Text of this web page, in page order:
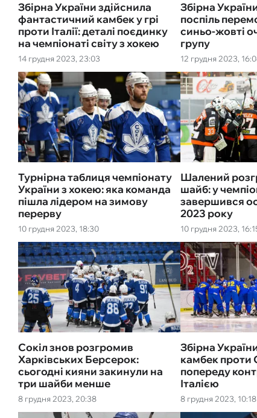
14 грудня 2023, 23:03
Збірна України здійснила
фантастичний камбек у грі
проти Італії: деталі поєдинку
на чемпіонаті світу з хокею
12 грудня 2023,
Збірна
поспіль
синьо-жовті
групу
10 грудня 2023, 18:30
Турнірна таблиця чемпіонату
України з хокею: яка команда
пішла лідером на зимову
перерву
10 грудня 2023,
Шалений
шайб: у
завершився
2023 року
8 грудня 2023, 20:38
Сокіл знов розгромив
Харківських Берсерок:
сьогодні кияни закинули на
три шайби менше
8 грудня 2023, 10:18
Збірна
камбек проти
попереду
Італією